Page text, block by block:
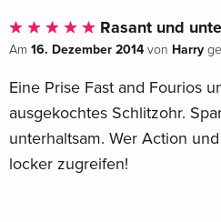
Rasant und
Am 16. Dezember 2014 von Harry
Eine Prise Fast and Fourios
ausgekochtes Schlitzohr.
unterhaltsam. Wer Action
locker zugreifen!